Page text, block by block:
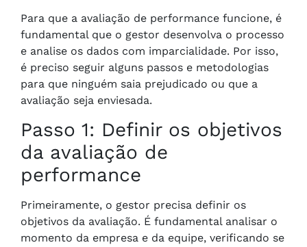
Para que a avaliação de performance funcione, é
fundamental que o gestor desenvolva o processo
e analise os dados com imparcialidade. Por isso,
é preciso seguir alguns passos e metodologias
para que ninguém saia prejudicado ou que a
avaliação seja enviesada.
Passo 1: Definir os objetivos
da avaliação de
performance
Primeiramente, o gestor precisa definir os
objetivos da avaliação. É fundamental analisar o
momento da empresa e da equipe, verificando se